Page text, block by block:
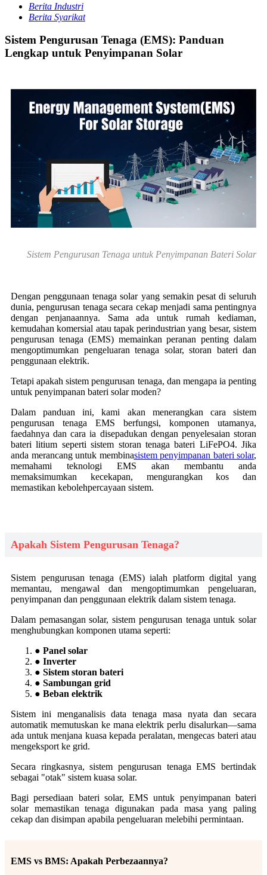
Berita Industri
Berita Syarikat
Sistem Pengurusan Tenaga (EMS): Panduan
Lengkap untuk Penyimpanan Solar
Sistem Pengurusan Tenaga untuk Penyimpanan Bateri Solar
Dengan penggunaan tenaga solar yang semakin pesat di seluruh
dunia, pengurusan tenaga secara cekap menjadi sama pentingnya
dengan penjanaannya. Sama ada untuk rumah kediaman,
kemudahan komersial atau tapak perindustrian yang besar, sistem
pengurusan tenaga (EMS) memainkan peranan penting dalam
mengoptimumkan pengeluaran tenaga solar, storan bateri dan
penggunaan elektrik.
Tetapi apakah sistem pengurusan tenaga, dan mengapa ia penting
untuk penyimpanan bateri solar moden?
Dalam panduan ini, kami akan menerangkan cara sistem
pengurusan tenaga EMS berfungsi, komponen utamanya,
faedahnya dan cara ia disepadukan dengan penyelesaian storan
bateri litium seperti sistem storan tenaga bateri LiFePO4. Jika
anda merancang untuk membinasistem penyimpanan bateri solar,
memahami teknologi EMS akan membantu anda
memaksimumkan kecekapan, mengurangkan kos dan
memastikan kebolehpercayaan sistem.
Apakah Sistem Pengurusan Tenaga?
Sistem pengurusan tenaga (EMS) ialah platform digital yang
memantau, mengawal dan mengoptimumkan pengeluaran,
penyimpanan dan penggunaan elektrik dalam sistem tenaga.
Dalam pemasangan solar, sistem pengurusan tenaga untuk solar
menghubungkan komponen utama seperti:
● Panel solar
● Inverter
● Sistem storan bateri
● Sambungan grid
● Beban elektrik
Sistem ini menganalisis data tenaga masa nyata dan secara
automatik memutuskan ke mana elektrik perlu disalurkan—sama
ada untuk menjana kuasa kepada peralatan, mengecas bateri atau
mengeksport ke grid.
Secara ringkasnya, sistem pengurusan tenaga EMS bertindak
sebagai "otak" sistem kuasa solar.
Bagi persediaan bateri solar, EMS untuk penyimpanan bateri
solar memastikan tenaga digunakan pada masa yang paling
cekap dan disimpan apabila pengeluaran melebihi permintaan.
EMS vs BMS: Apakah Perbezaannya?